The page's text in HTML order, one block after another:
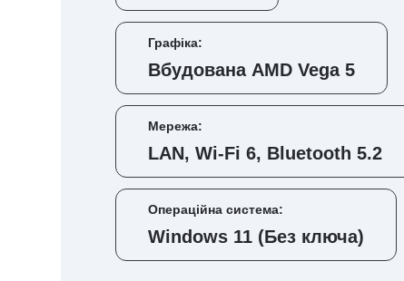
Графіка:
Вбудована AMD Vega 5
Мережа:
LAN, Wi-Fi 6, Bluetooth 5.2
Операційна система:
Windows 11 (Без ключа)